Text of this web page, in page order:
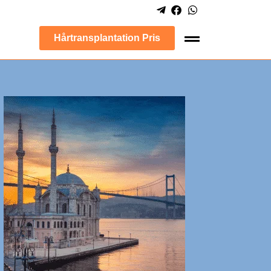
Hårtransplantation Pris